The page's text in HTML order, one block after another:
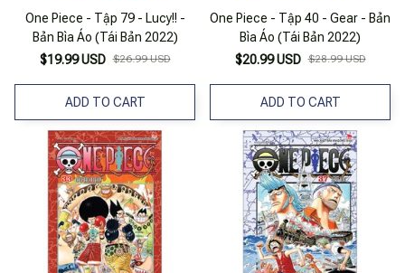
One Piece - Tập 79 - Lucy!! -
Bản Bìa Áo (Tái Bản 2022)
$19.99 USD $26.99 USD
ADD TO CART
One Piece - Tập 40 - Gear - Bản
Bìa Áo (Tái Bản 2022)
$20.99 USD $28.99 USD
ADD TO CART